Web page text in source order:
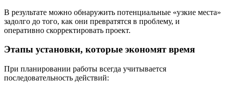
В результате можно обнаружить потенциальные «узкие места»
задолго до того, как они превратятся в проблему, и
оперативно скорректировать проект.
Этапы установки, которые экономят время
При планировании работы всегда учитывается
последовательность действий: